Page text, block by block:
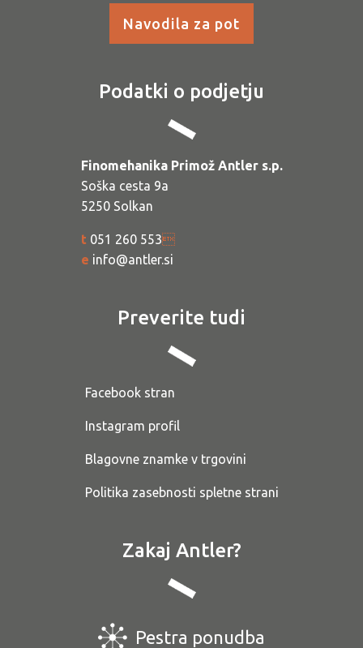
Navodila za pot
Podatki o podjetju
Finomehanika Primož Antler s.p.
Soška cesta 9a
5250 Solkan
t 051 260 553
e info@antler.si
Preverite tudi
Facebook stran
Instagram profil
Blagovne znamke v trgovini
Politika zasebnosti spletne strani
Zakaj Antler?
Pestra ponudba